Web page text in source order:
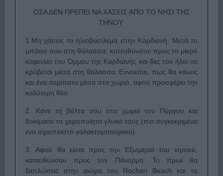
ΟΣΑ ΔΕΝ ΠΡΕΠΕΙ ΝΑ ΧΑΣΕΙΣ ΑΠΟ ΤΟ ΝΗΣΙ ΤΗΣ
ΤΗΝΟΥ
1.Μη χάσεις το ηλιοβασίλεμα στην Καρδιανή. Μετά το
μπάνιο σου στη θάλασσα, κατευθύνσου προς το μικρό
καφενείο του Όρμου της Καρδιανής και δες τον ήλιο να
κρύβεται μέσα στη θάλασσα. Εννοείται, πως θα κάνεις
και ένα περίπατο μέσα στο χωριό, αφού προσφέρει την
καλύτερη θέα.
2. Κάνε τη βόλτα σου στο χωριό του Πύργου και
δοκίμασε τα χειροποίητα γλυκά τους (πιο συγκεκριμένα
ένα σιροπιαστό γαλακτομπούρεκο).
3. Αφού θα είσαι προς την Εξωμεριά του νησιού,
κατευθύνσου προς τον Πάνορμο. Το πρωί θα
ξαπλώσεις στην αιώρα του Rochari Beach και το